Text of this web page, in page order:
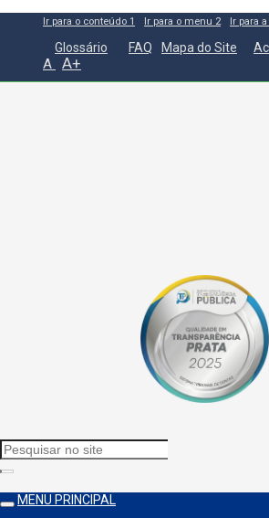
Ir para o conteúdo 1 Ir para o menu 2 Ir para
Glossário FAQ Mapa do Site
A A+
MENU PRINCIPAL